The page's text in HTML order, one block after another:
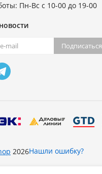
Пн-Вс с 10-00 до 19-00
Подписаться
2026Нашли ошибку?